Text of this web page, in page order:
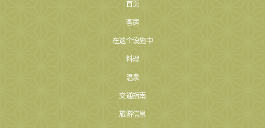
首页
客房
在这个设施中
料理
温泉
交通指南
旅游信息